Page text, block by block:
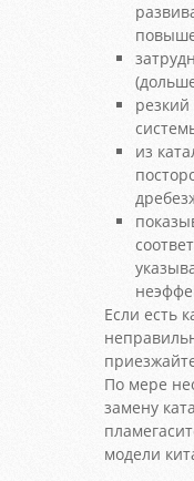
из
Если есть
По мере
замену
модели